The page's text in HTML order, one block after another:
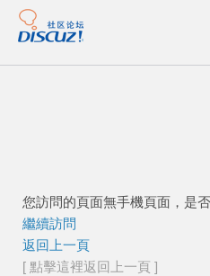
您訪問的頁面無手機頁面，是
繼續訪問
返回上一頁
[ 點擊這裡返回上一頁 ]